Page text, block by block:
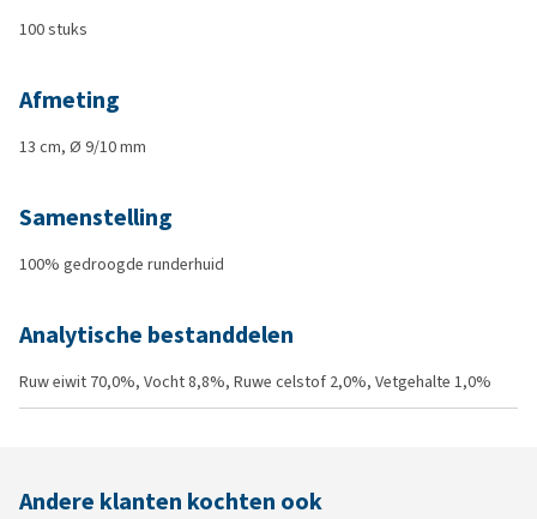
100 stuks
Afmeting
13 cm, Ø 9/10 mm
Samenstelling
100% gedroogde runderhuid
Analytische bestanddelen
Ruw eiwit 70,0%, Vocht 8,8%, Ruwe celstof 2,0%, Vetgehalte 1,0%
Andere klanten kochten ook